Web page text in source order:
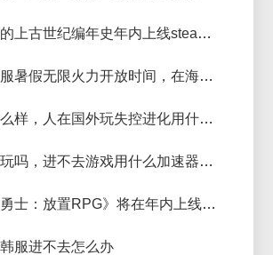
内测被吐槽的上古世纪编年史年内上线steam，上古世纪加速器推荐
英雄联盟国服暑假无限火力开放时间，在海外玩lol国服延迟低的加速器推荐
失控进化怎么样，人在国外玩失控进化用什么加速器好
遗忘之海好玩吗，进不去游戏用什么加速器好？
《地下城与勇士：放置RPG》将在年内上线，人在海外玩dnf国服加速器推荐
服进不去怎么办